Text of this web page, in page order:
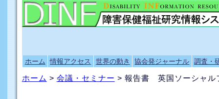
ホーム 情報アクセス 世界の動き 協会発ジャーナル 調査・
ホーム > 会議・セミナー > 報告書 英国ソーシャル